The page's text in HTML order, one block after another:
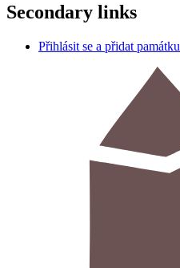
Secondary links
Přihlásit se a přidat památku